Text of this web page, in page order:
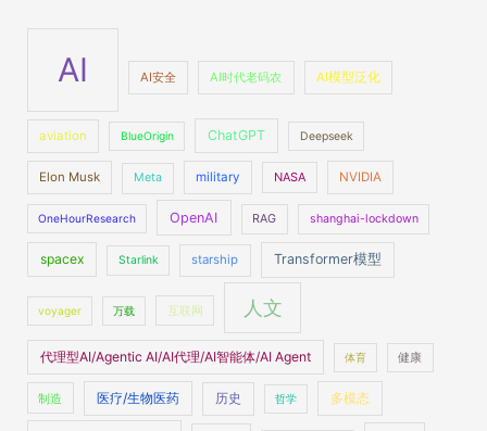
AI AI安全 AI时代老码农 AI模型泛化
aviation BlueOrigin ChatGPT Deepseek
Elon Musk Meta military NASA NVIDIA
OneHourResearch OpenAI RAG shanghai-lockdown
spacex Starlink starship Transformer模型
voyager 万载 互联网 人文
代理型AI/Agentic AI/AI代理/AI智能体/AI Agent 体育 健康
制造 医疗/生物医药 历史 哲学 多模态